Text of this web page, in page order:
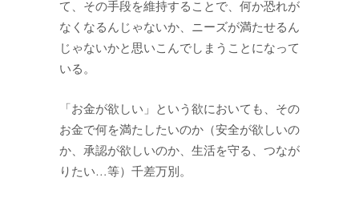
て、その手段を維持することで、何か恐れが
なくなるんじゃないか、ニーズが満たせるん
じゃないかと思いこんでしまうことになって
いる。
「お金が欲しい」という欲においても、その
お金で何を満たしたいのか（安全が欲しいの
か、承認が欲しいのか、生活を守る、つなが
りたい…等）千差万別。